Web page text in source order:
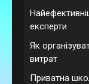
експерти
Як
витрат
Приватна